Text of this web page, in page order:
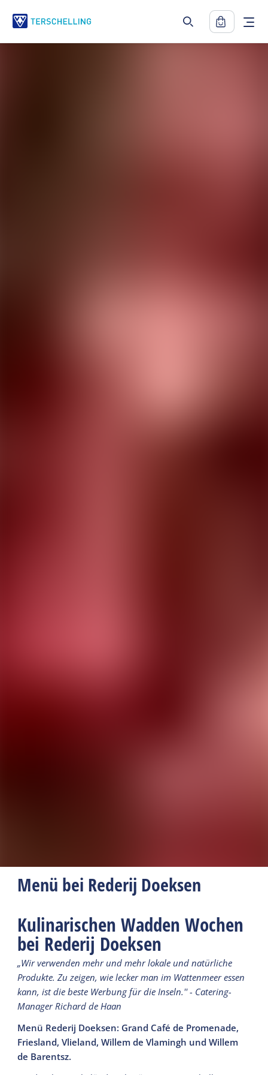
Menü bei Rederij Doeksen
Kulinarischen Wadden Wochen
bei Rederij Doeksen
„Wir verwenden mehr und mehr lokale und natürliche
Produkte. Zu zeigen, wie lecker man im Wattenmeer essen
kann, ist die beste Werbung für die Inseln.'' - Catering-
Manager Richard de Haan
Menü Rederij Doeksen: Grand Café de Promenade,
Friesland, Vlieland, Willem de Vlamingh und Willem
de Barentsz.